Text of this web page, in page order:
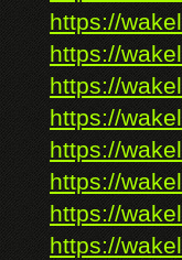
https://
https://
https://
https://
https://
https://
https://
https://